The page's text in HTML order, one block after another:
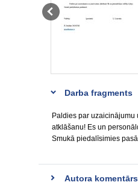
Darba fragments
Paldies par uzaicinājumu
atklāšanu! Es un
Smukā piedalīsimies
Autora komentārs